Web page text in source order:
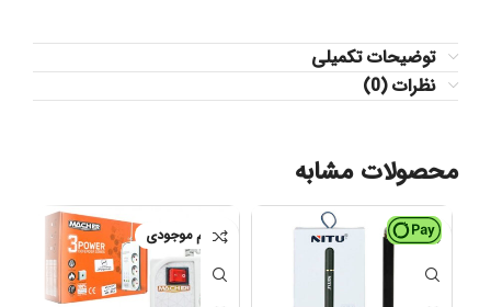
توضیحات تکمیلی
نظرات (0)
محصولات مشابه
اتمام موجودی